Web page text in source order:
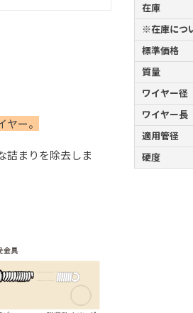
ー。
詰まりを除去しま
在庫
※在庫につ
標準価格
質量
ワイヤー径
ワイヤー長
適用管径
硬度